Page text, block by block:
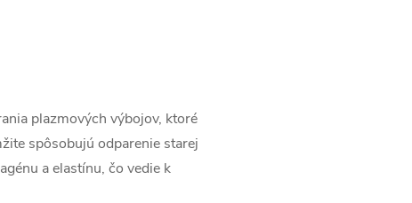
plazmových výbojov, ktoré
spôsobujú odparenie starej
a elastínu, čo vedie k